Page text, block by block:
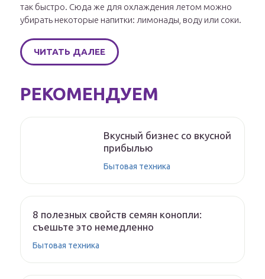
так быстро. Сюда же для охлаждения летом можно
убирать некоторые напитки: лимонады, воду или соки.
ЧИТАТЬ ДАЛЕЕ
РЕКОМЕНДУЕМ
Вкусный бизнес со вкусной
прибылью
Бытовая техника
8 полезных свойств семян конопли:
съешьте это немедленно
Бытовая техника